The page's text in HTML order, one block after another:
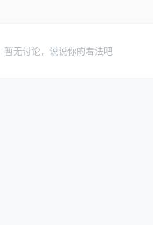
暂无讨论，说说你的看法吧